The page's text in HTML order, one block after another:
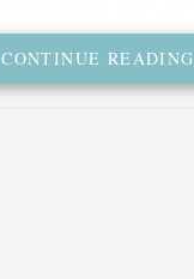
CONTINUE READING